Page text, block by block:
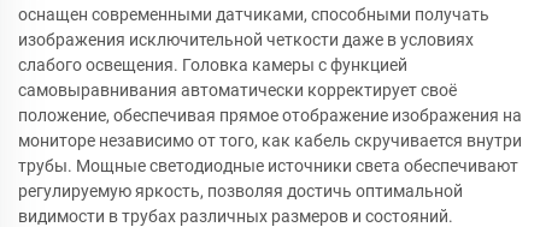
оснащен современными датчиками, способными получать
изображения исключительной четкости даже в условиях
слабого освещения. Головка камеры с функцией
самовыравнивания автоматически корректирует своё
положение, обеспечивая прямое отображение изображения на
мониторе независимо от того, как кабель скручивается внутри
трубы. Мощные светодиодные источники света обеспечивают
регулируемую яркость, позволяя достичь оптимальной
видимости в трубах различных размеров и состояний.